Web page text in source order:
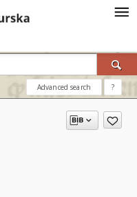
Advanced search ?